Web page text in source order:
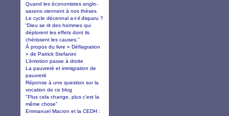
Quand les économistes anglo-
saxons viennent à nos thèses
Le cycle décennal a-t-il disparu ?
“Dieu se rit des hommes qui
déplorent les effets dont ils
chérissent les causes.”
À propos du livre « Déflagration
» de Patrick Stefanini
L’émotion passe à droite
La pauvreté et immigration de
pauvreté
Réponse à une question sur la
vocation de ce blog
"Plus cela change, plus c'est la
même chose"
Emmanuel Macron et la CEDH :